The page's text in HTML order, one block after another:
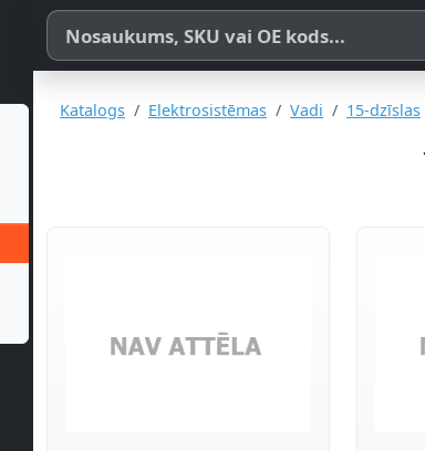
Meklēt pēc produkta nosaukuma, SKU vai OE koda
Katalogs Elektrosistēmas Vadi 15-dzīslas